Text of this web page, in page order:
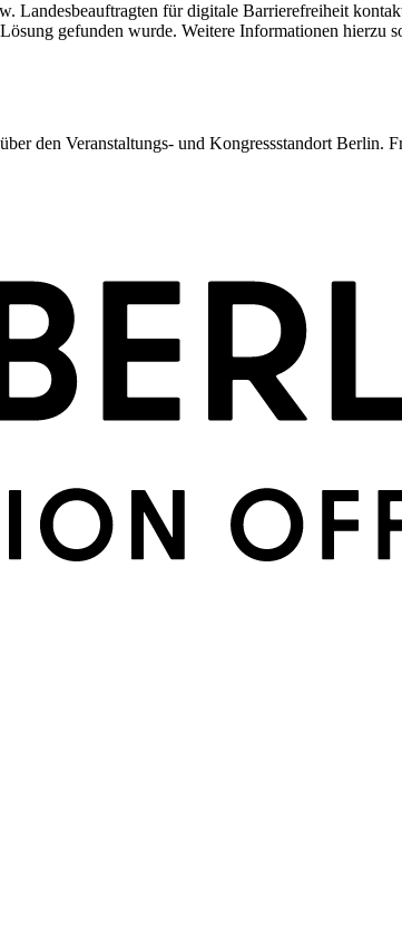
für digitale Barrierefreiheit
gefunden wurde. Weitere Informationen
den Veranstaltungs- und Kongressstandort Berlin.